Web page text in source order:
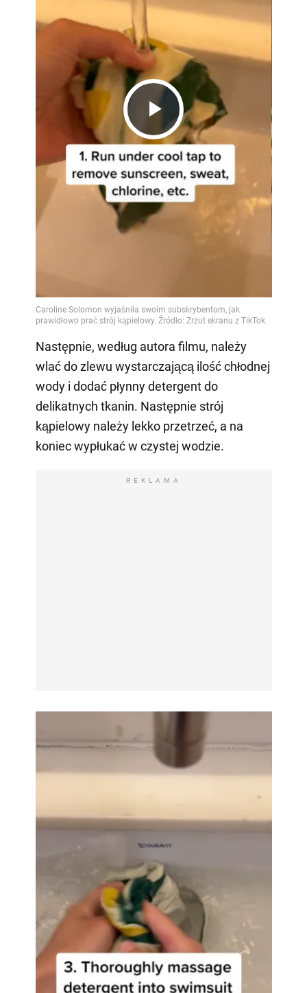
Play
Video
Następnie, według autora filmu, należy
wlać do zlewu wystarczającą ilość chłodnej
wody i dodać płynny detergent do
delikatnych tkanin. Następnie strój
kąpielowy należy lekko przetrzeć, a na
koniec wypłukać w czystej wodzie.
REKLAMA